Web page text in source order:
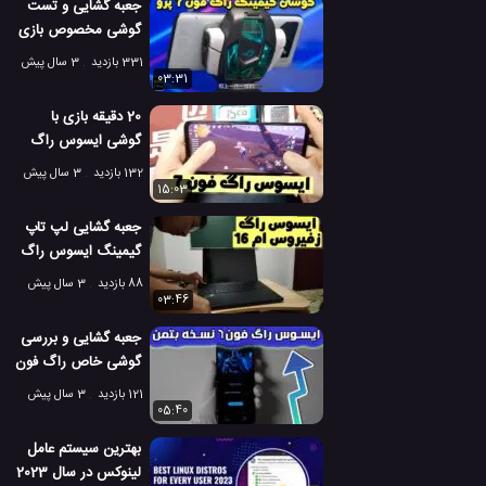
جعبه گشایی و تست
گوشی مخصوص بازی
راگ فون 7 پرو
331 بازدید
3 سال پیش
03:31
20 دقیقه بازی با
گوشی ایسوس راگ
فون 7 [گوشی
132 بازدید
3 سال پیش
15:03
جعبه گشایی لپ تاپ
گیمینگ ایسوس راگ
زفیروس ام 16
88 بازدید
3 سال پیش
03:46
جعبه گشایی و بررسی
گوشی خاص راگ فون
6 نسخه بتمن
121 بازدید
3 سال پیش
05:40
بهترین سیستم عامل
لینوکس در سال 2023